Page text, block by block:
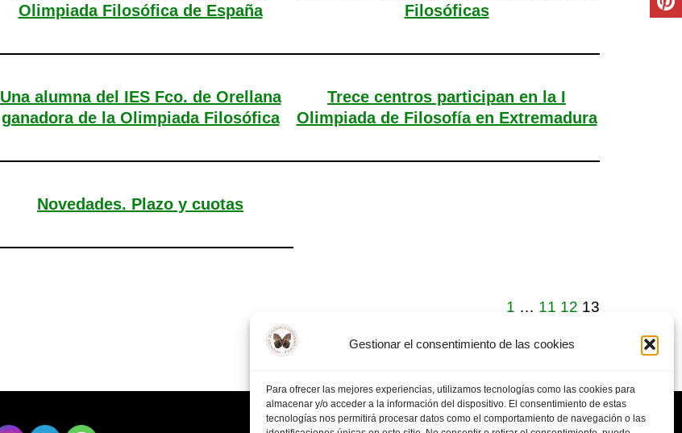
Gestionar el consentimiento de las cookies
Para ofrecer las mejores experiencias, utilizamos tecnologías como las cookies para
almacenar y/o acceder a la información del dispositivo. El consentimiento de estas
tecnologías nos permitirá procesar datos como el comportamiento de navegación o las
Olimpiada Filosófica de España
Filosóficas
Una alumna del IES Fco. de Orellana
ganadora de la Olimpiada Filosófica
Trece centros participan en la I
Olimpiada de Filosofía en Extremadura
Novedades. Plazo y cuotas
1 … 11 12 13